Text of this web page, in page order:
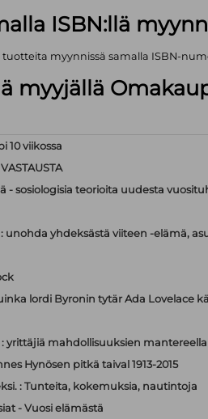
ISBN:llä
myynnissä samalla ISBN-
myyjällä
10 viikossa
- sosiologisia teorioita uudesta
unohda yhdeksästä viiteen -elämä,
lordi Byronin tytär Ada Lovelace
yrittäjiä mahdollisuuksien mantereella
Hynösen pitkä taival 1913-2015
: Tunteita, kokemuksia, nautintoja
- Vuosi elämästä